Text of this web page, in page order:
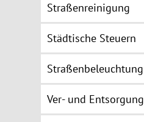
Straßenreinigung
Städtische Steuern
Straßenbeleuchtung
Ver- und Entsorgung